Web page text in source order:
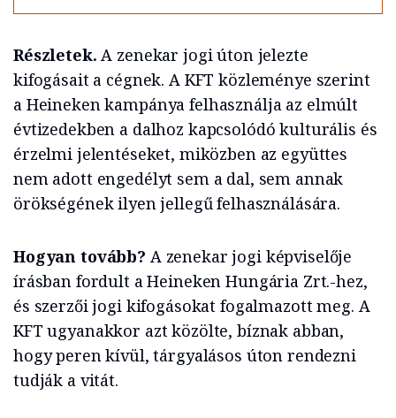
Részletek. A zenekar jogi úton jelezte
kifogásait a cégnek. A KFT közleménye szerint
a Heineken kampánya felhasználja az elmúlt
évtizedekben a dalhoz kapcsolódó kulturális és
érzelmi jelentéseket, miközben az együttes
nem adott engedélyt sem a dal, sem annak
örökségének ilyen jellegű felhasználására.
Hogyan tovább? A zenekar jogi képviselője
írásban fordult a Heineken Hungária Zrt.-hez,
és szerzői jogi kifogásokat fogalmazott meg. A
KFT ugyanakkor azt közölte, bíznak abban,
hogy peren kívül, tárgyalásos úton rendezni
tudják a vitát.